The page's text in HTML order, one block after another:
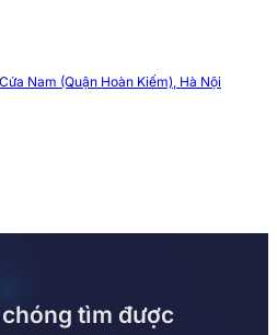
Nam (Quận Hoàn Kiếm), Hà Nội
tìm được